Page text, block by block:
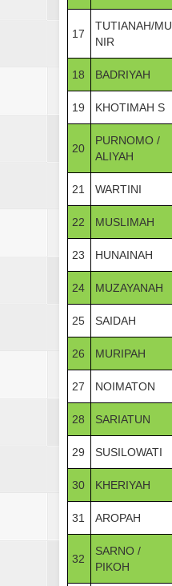
17
TUTIANAH/MU
NIR
18 BADRIYAH
19 KHOTIMAH S
20
PURNOMO /
ALIYAH
21 WARTINI
22 MUSLIMAH
23 HUNAINAH
24 MUZAYANAH
25 SAIDAH
26 MURIPAH
27 NOIMATON
28 SARIATUN
29 SUSILOWATI
30 KHERIYAH
31 AROPAH
32
SARNO /
PIKOH